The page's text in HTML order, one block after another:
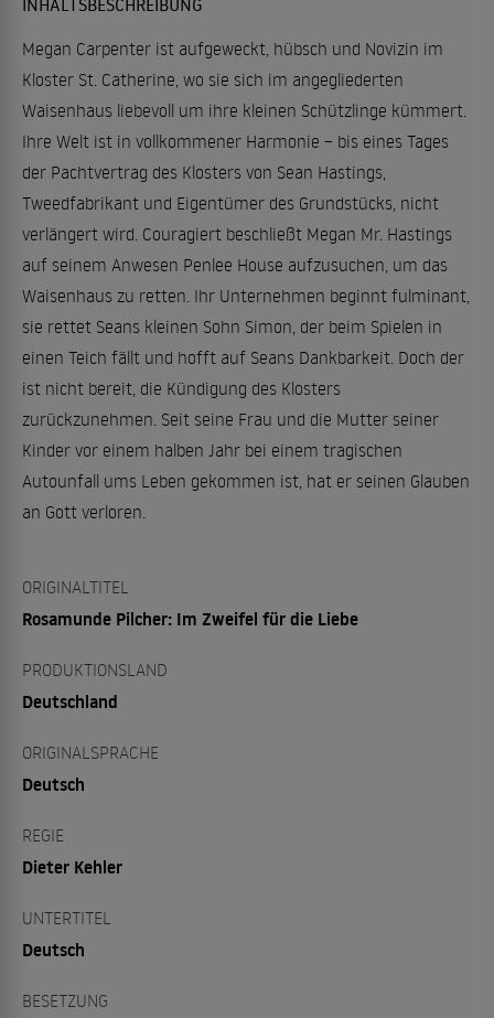
Megan Carpenter ist aufgeweckt, hübsch und Novizin im
Kloster St. Catherine, wo sie sich im angegliederten
Waisenhaus liebevoll um ihre kleinen Schützlinge kümmert.
Ihre Welt ist in vollkommener Harmonie – bis eines Tages
der Pachtvertrag des Klosters von Sean Hastings,
Tweedfabrikant und Eigentümer des Grundstücks, nicht
verlängert wird. Couragiert beschließt Megan Mr. Hastings
auf seinem Anwesen Penlee House aufzusuchen, um das
Waisenhaus zu retten. Ihr Unternehmen beginnt fulminant,
sie rettet Seans kleinen Sohn Simon, der beim Spielen in
einen Teich fällt und hofft auf Seans Dankbarkeit. Doch der
ist nicht bereit, die Kündigung des Klosters
zurückzunehmen. Seit seine Frau und die Mutter seiner
Kinder vor einem halben Jahr bei einem tragischen
Autounfall ums Leben gekommen ist, hat er seinen Glauben
an Gott verloren.
ORIGINALTITEL
Rosamunde Pilcher: Im Zweifel für die Liebe
PRODUKTIONSLAND
Deutschland
ORIGINALSPRACHE
Deutsch
REGIE
Dieter Kehler
UNTERTITEL
Deutsch
BESETZUNG